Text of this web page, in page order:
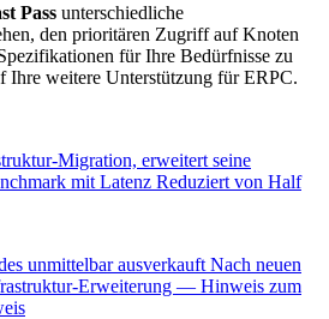
Pass unterschiedliche
den prioritären Zugriff auf Knoten
für Ihre Bedürfnisse zu
Ihre weitere Unterstützung für ERPC.
Migration, erweitert seine
mit Latenz Reduziert von Half
unmittelbar ausverkauft Nach neuen
Erweiterung — Hinweis zum